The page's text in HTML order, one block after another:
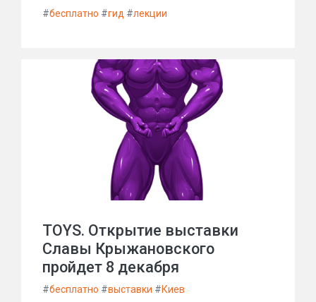
#бесплатно #гид #лекции
TOYS. Открытие выставки
Славы Крыжановского
пройдет 8 декабря
#бесплатно #выставки #Киев